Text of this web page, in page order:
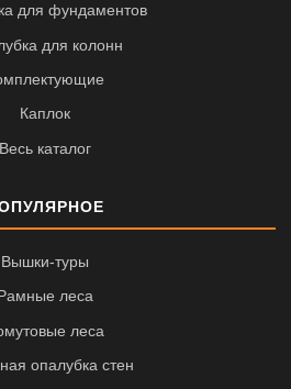
для фундаментов
для колонн
Каплок
Весь каталог
Вышки-туры
леса
леса
опалубка стен